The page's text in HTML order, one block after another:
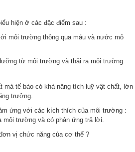
hiện ở các đặc điểm sau :
môi trường thông qua máu và nước mô
từ môi trường và thải ra môi trường
mà tế bào có khả năng tích luỹ vật chất, lớn
trưởng.
ứng với các kích thích của môi trường :
trường và có phản ứng trả lời.
vị chức năng của cơ thể ?